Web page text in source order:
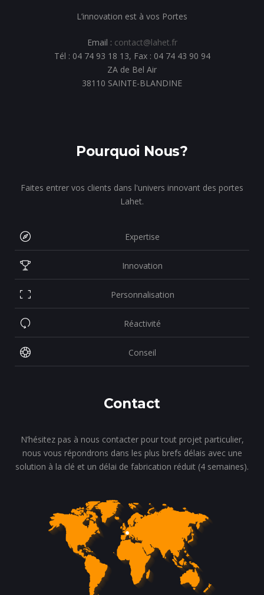
L’innovation est à vos Portes
Email : contact@lahet.fr
Tél : 04 74 93 18 13, Fax : 04 74 43 90 94
ZA de Bel Air
38110 SAINTE-BLANDINE
Pourquoi Nous?
Faites entrer vos clients dans l'univers innovant des portes
Lahet.
Expertise
Innovation
Personnalisation
Réactivité
Conseil
Contact
N’hésitez pas à nous contacter pour tout projet particulier,
nous vous répondrons dans les plus brefs délais avec une
solution à la clé et un délai de fabrication réduit (4 semaines).